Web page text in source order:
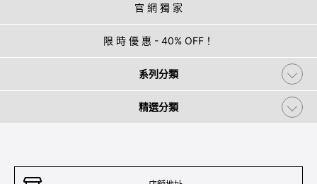
官 網 獨 家
限 時 優 惠 - 40% OFF！
系列分類
精選分類